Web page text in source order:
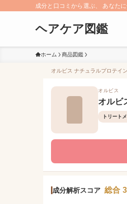
成分と口コミから選ぶ、 あなた
ヘアケア図鑑
ホーム 商品図鑑
オルビス ナチュラルプロテイ
オルビス
オルビ
トリート
成分解析スコア 総合